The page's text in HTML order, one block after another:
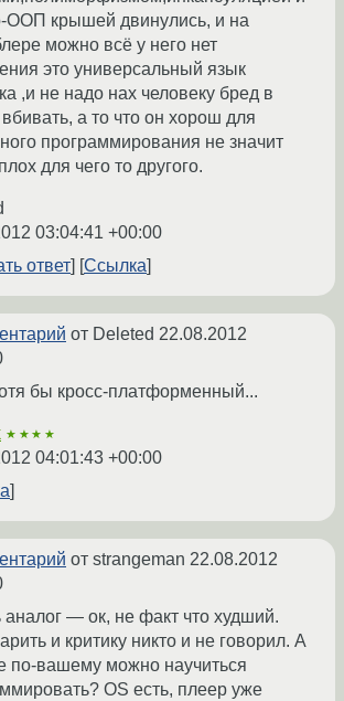
ООП крышей двинулись, и на
можно всё у него нет
это универсальный язык
,и не надо нах человеку бред в
вбивать, а то что он хорош для
программирования не значит
для чего то другого.
03:04:41 +00:00
ответ
Ссылка
от Deleted 22.08.2012
бы кросс-платформенный...
★★★★
04:01:43 +00:00
от strangeman 22.08.2012
аналог — ок, не факт что худший.
и критику никто и не говорил. А
по-вашему можно научиться
OS есть, плеер уже